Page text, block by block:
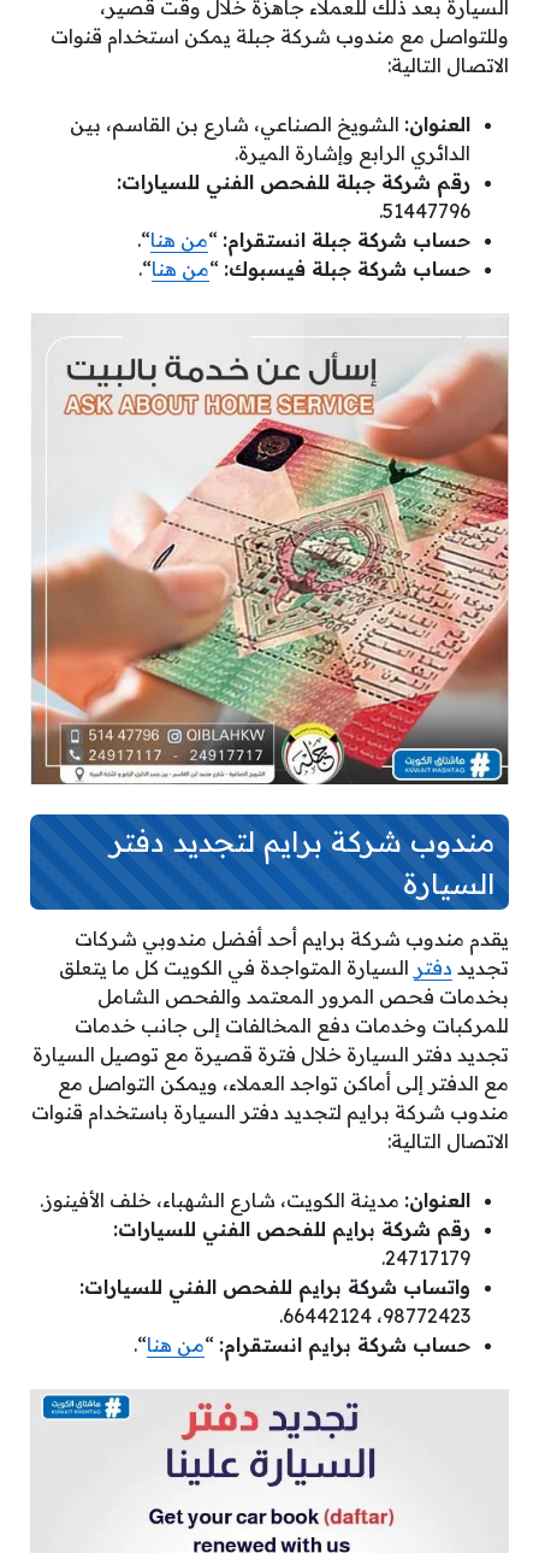
السيارة بعد ذلك للعملاء جاهزة خلال وقت قصير،
وللتواصل مع مندوب شركة جبلة يمكن استخدام قنوات
الاتصال التالية:
العنوان: الشويخ الصناعي، شارع بن القاسم، بين
الدائري الرابع وإشارة الميرة.
رقم شركة جبلة للفحص الفني للسيارات:
51447796.
حساب شركة جبلة انستقرام: “من هنا“.
حساب شركة جبلة فيسبوك: “من هنا“.
مندوب شركة برايم لتجديد دفتر
السيارة
يقدم مندوب شركة برايم أحد أفضل مندوبي شركات
تجديد دفتر السيارة المتواجدة في الكويت كل ما يتعلق
بخدمات فحص المرور المعتمد والفحص الشامل
للمركبات وخدمات دفع المخالفات إلى جانب خدمات
تجديد دفتر السيارة خلال فترة قصيرة مع توصيل السيارة
مع الدفتر إلى أماكن تواجد العملاء، ويمكن التواصل مع
مندوب شركة برايم لتجديد دفتر السيارة باستخدام قنوات
الاتصال التالية:
العنوان: مدينة الكويت، شارع الشهباء، خلف الأفينوز.
رقم شركة برايم للفحص الفني للسيارات:
24717179.
واتساب شركة برايم للفحص الفني للسيارات:
98772423، 66442124.
حساب شركة برايم انستقرام: “من هنا“.